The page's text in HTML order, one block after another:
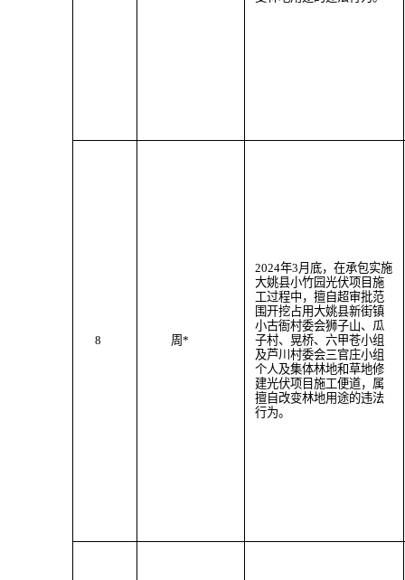
8 周*
2024年3月 底， 在承包实施
大姚县小竹园光伏项目施
工过程中， 擅自超审批范
围开挖占用大姚县新街镇
小古衙村委会狮子山、瓜
子村、晃桥、六甲苍小组
及芦川村委会三官庄小组
个人及集体林地和草地修
建光伏项目施工便道，属
擅自改变林地用途的违法
行为。